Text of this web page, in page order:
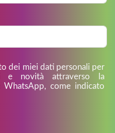
dei miei dati personali per
e novità attraverso la
come indicato